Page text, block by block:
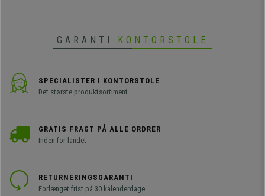
GARANTI KONTORSTOLE
SPECIALISTER I KONTORSTOLE
Det største produktsortiment
GRATIS FRAGT PÅ ALLE ORDRER
Inden for landet
RETURNERINGSGARANTI
Forlænget frist på 30 kalenderdage